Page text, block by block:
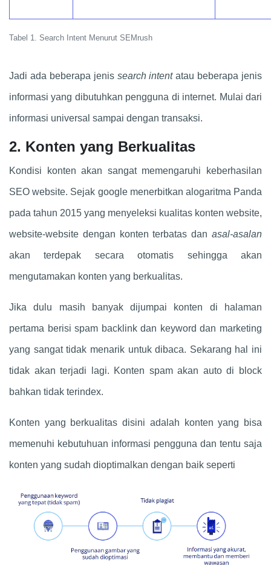
Tabel 1. Search Intent Menurut SEMrush
Jadi ada beberapa jenis search intentatau beberapa jenis
informasi yang dibutuhkan pengguna di internet. Mulai dari
informasi universal sampai dengan transaksi.
2. Konten yang Berkualitas
Kondisi konten akan sangat memengaruhi keberhasilan
SEO website. Sejak google menerbitkan alogaritma Panda
pada tahun 2015 yang menyeleksi kualitas konten website,
website-website dengan konten terbatas dan asal-asalan
akan terdepak secara otomatis sehingga akan
mengutamakan konten yang berkualitas.
Jika dulu masih banyak dijumpai konten di halaman
pertama berisi spam backlink dan keyword dan marketing
yang sangat tidak menarik untuk dibaca. Sekarang hal ini
tidak akan terjadi lagi. Konten spam akan auto di block
bahkan tidak terindex.
Konten yang berkualitas disini adalah konten yang bisa
memenuhi kebutuhuan informasi pengguna dan tentu saja
konten yang sudah dioptimalkan dengan baik seperti